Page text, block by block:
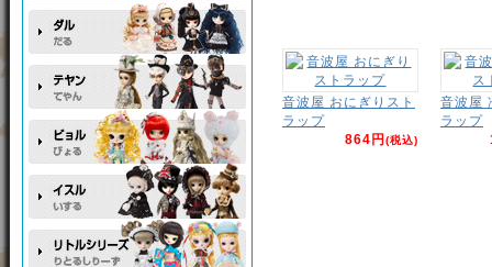
音波屋 おにぎりスト
ラップ
864円(税込)
音波屋
ラップ